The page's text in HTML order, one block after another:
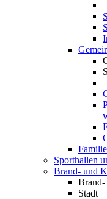
Sporthallen
Brand- und
Brand-
Stadt